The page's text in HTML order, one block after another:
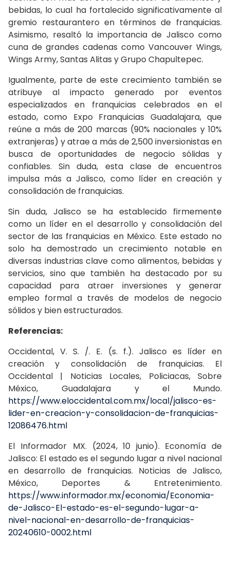
bebidas, lo cual ha fortalecido significativamente al
gremio restaurantero en términos de franquicias.
Asimismo, resaltó la importancia de Jalisco como
cuna de grandes cadenas como Vancouver Wings,
Wings Army, Santas Alitas y Grupo Chapultepec.
Igualmente, parte de este crecimiento también se
atribuye al impacto generado por eventos
especializados en franquicias celebrados en el
estado, como Expo Franquicias Guadalajara, que
reúne a más de 200 marcas (90% nacionales y 10%
extranjeras) y atrae a más de 2,500 inversionistas en
busca de oportunidades de negocio sólidas y
confiables. Sin duda, esta clase de encuentros
impulsa más a Jalisco, como líder en creación y
consolidación de franquicias.
Sin duda, Jalisco se ha establecido firmemente
como un líder en el desarrollo y consolidación del
sector de las franquicias en México. Este estado no
solo ha demostrado un crecimiento notable en
diversas industrias clave como alimentos, bebidas y
servicios, sino que también ha destacado por su
capacidad para atraer inversiones y generar
empleo formal a través de modelos de negocio
sólidos y bien estructurados.
Referencias:
Occidental, V. S. /. E. (s. f.). Jalisco es líder en
creación y consolidación de franquicias. El
Occidental | Noticias Locales, Policiacas, Sobre
México, Guadalajara y el Mundo.
https://www.eloccidental.com.mx/local/jalisco-es-
lider-en-creacion-y-consolidacion-de-franquicias-
12086476.html
El Informador MX. (2024, 10 junio). Economía de
Jalisco: El estado es el segundo lugar a nivel nacional
en desarrollo de franquicias. Noticias de Jalisco,
México, Deportes & Entretenimiento.
https://www.informador.mx/economia/Economia-
de-Jalisco-El-estado-es-el-segundo-lugar-a-
nivel-nacional-en-desarrollo-de-franquicias-
20240610-0002.html